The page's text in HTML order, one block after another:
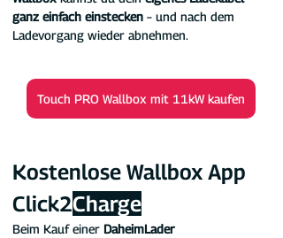
ganz einfach einstecken – und nach dem
Ladevorgang wieder abnehmen.
Touch PRO Wallbox mit 11kW kaufen
Kostenlose Wallbox App
Click2Charge
Beim Kauf einer DaheimLader